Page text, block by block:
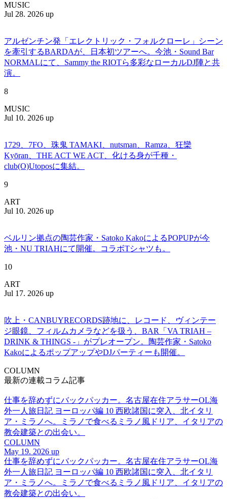
MUSIC
Jul 28. 2026 up
アルゼンチン発「エレクトリック・フォルクローレ」シーン
を牽引するBARDAが、日本初ツアーへ。今池・Sound Bar
NORMALにて、Sammy the RIOTら多彩なローカルDJ陣と共
演。
8
MUSIC
Jul 10. 2026 up
1729、7FO、珠鬼 TAMAKI、nutsman、Ramza、狂欒
Kyōran、THE ACT WE ACT、化ける身が千種・
club(O)Utoposに集結。
9
ART
Jul 10. 2026 up
ベルリン拠点の陶芸作家・Satoko KakoによるPOPUPが今
池・NU TRIAHにて開催。コラボTシャツも。
10
ART
Jul 17. 2026 up
吹上・CANBUYRECORDS跡地に、レコード、ヴィンテー
ジ眼鏡、フィルムカメラなどを扱う、BAR「VA TRIAH –
DRINK & THINGS -」がプレオープン。陶芸作家・Satoko
KakoによるポップアップやDJパーティーも開催。
COLUMN
最新の連載コラム記事
仕事を辞めずにバックパッカー。名古屋在住アラサーOL海
外一人旅日記 ヨーロッパ編 10 西欧諸国に突入、北イタリ
ア・ミラノへ。ミラノで食べるミラノ風ドリア、イタリアの
教会建築との出会い。
COLUMN
May 19. 2026 up
仕事を辞めずにバックパッカー。名古屋在住アラサーOL海
外一人旅日記 ヨーロッパ編 10 西欧諸国に突入、北イタリ
ア・ミラノへ。ミラノで食べるミラノ風ドリア、イタリアの
教会建築との出会い。